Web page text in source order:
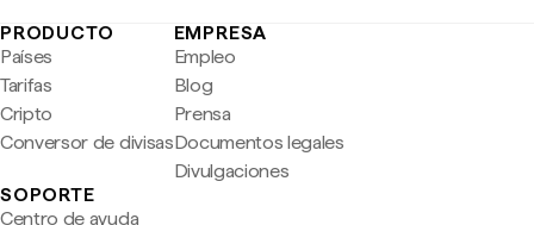
PRODUCTO
Países
Tarifas
Cripto
Conversor de divisas
EMPRESA
Empleo
Blog
Prensa
Documentos legales
Divulgaciones
SOPORTE
Centro de ayuda